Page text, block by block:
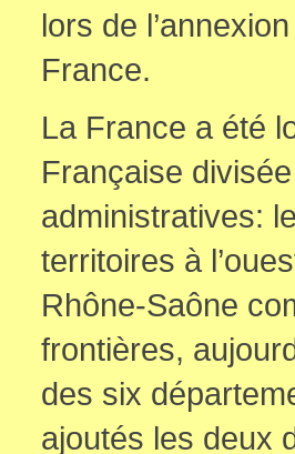
lors de
France.
La France a été
Française
administratives:
territoires à
Rhône-Saône
frontières,
des six
ajoutés les deux